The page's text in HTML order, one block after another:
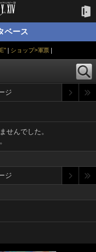
ベース
| ショップ>軍票
ジ
せんでした。
ジ